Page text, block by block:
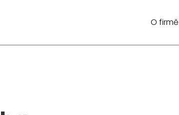
O firmě